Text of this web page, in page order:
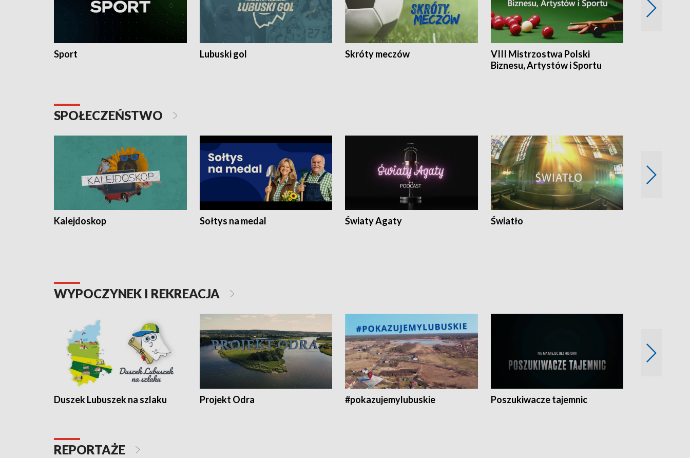
Sport Lubuski gol Skróty meczów
VIII Mistrzostwa Polski
Biznesu, Artystów i Sportu
SPOŁECZEŃSTWO
Kalejdoskop Sołtys na medal Światy Agaty Światło
WYPOCZYNEK I REKREACJA
Duszek Lubuszek na szlaku Projekt Odra #pokazujemylubuskie Poszukiwacze tajemnic
REPORTAŻE